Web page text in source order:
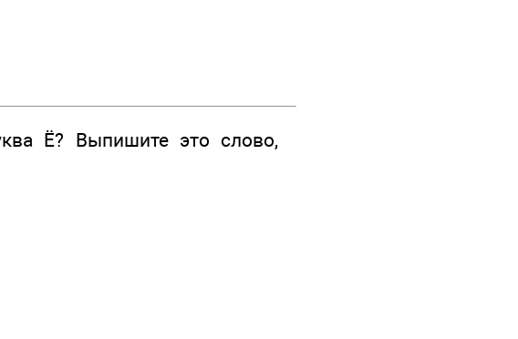
Ё? Выпишите это слово,